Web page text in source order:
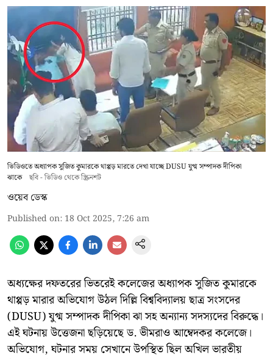
ভিডিওতে অধ্যাপক সুজিত কুমারকে থাপ্পড় মারতে দেখা যাচ্ছে DUSU যুগ্ম সম্পাদক দীপিকা
ঝাকে
ছবি - ভিডিও থেকে স্ক্রিনশট
ওয়েব ডেস্ক
Published on: 18 Oct 2025, 7:26 am
অধ্যক্ষের দফতরের ভিতরেই কলেজের অধ্যাপক সুজিত কুমারকে
থাপ্পড় মারার অভিযোগ উঠল দিল্লি বিশ্ববিদ্যালয় ছাত্র সংসদের
(DUSU) যুগ্ম সম্পাদক দীপিকা ঝা সহ অন্যান্য সদস্যদের বিরুদ্ধে।
এই ঘটনায় উত্তেজনা ছড়িয়েছে ড. ভীমরাও আম্বেদকর কলেজে।
অভিযোগ, ঘটনার সময় সেখানে উপস্থিত ছিল অখিল ভারতীয়